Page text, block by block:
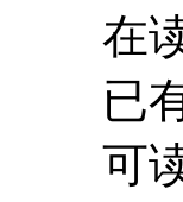
在读
已有
可读